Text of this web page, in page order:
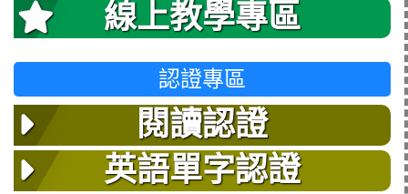
線上教學專區
認證專區
閱讀認證
英語單字認證